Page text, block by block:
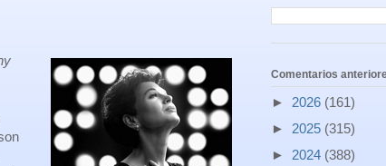
Comentarios
► 2026 (161)
► 2025 (315)
► 2024 (388)